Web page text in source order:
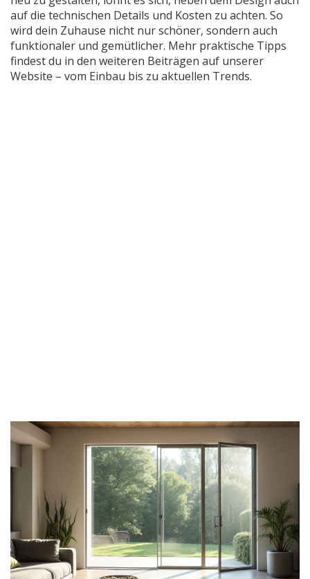
auf die technischen Details und Kosten zu achten. So
wird dein Zuhause nicht nur schöner, sondern auch
funktionaler und gemütlicher. Mehr praktische Tipps
findest du in den weiteren Beiträgen auf unserer
Website – vom Einbau bis zu aktuellen Trends.